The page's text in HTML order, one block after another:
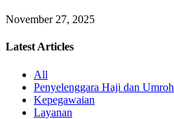
November 27, 2025
Latest Articles
All
Penyelenggara Haji dan Umroh
Kepegawaian
Layanan